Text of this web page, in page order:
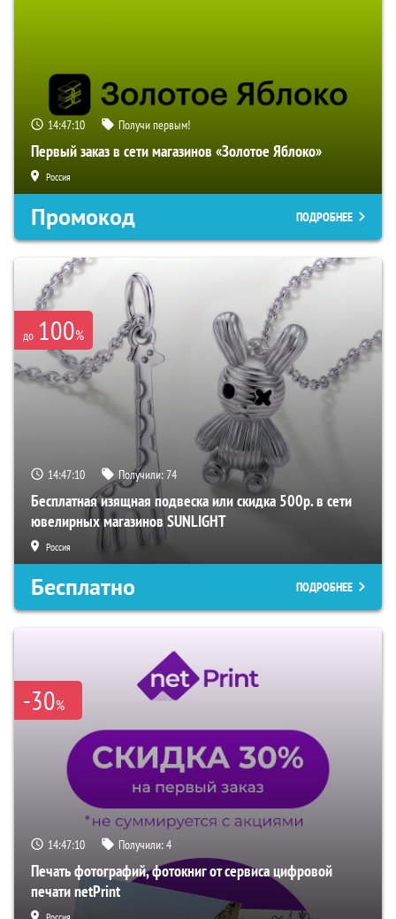
14:47:10 Получи первым!
Первый заказ в сети магазинов «Золотое Яблоко»
Россия
Промокод ПОДРОБНЕЕ
до 100%
14:47:10 Получили:74
Бесплатная изящная подвеска или скидка 500р. в сети
ювелирных магазинов SUNLIGHT
Россия
Бесплатно ПОДРОБНЕЕ
-30%
14:47:10 Получили:4
Печать фотографий, фотокниг от сервиса цифровой
печати netPrint